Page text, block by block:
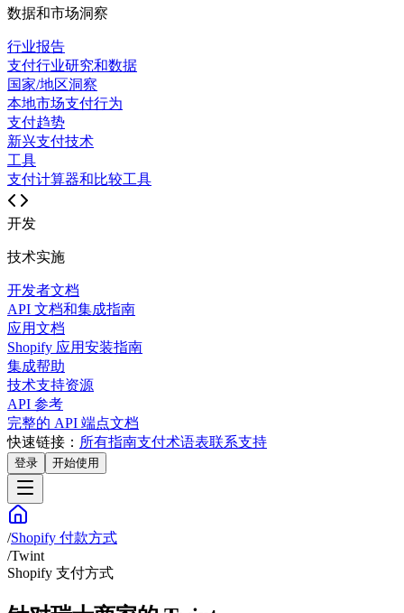
数据和市场洞察
行业报告
支付行业研究和数据
国家/地区洞察
本地市场支付行为
支付趋势
新兴支付技术
工具
支付计算器和比较工具
开发
技术实施
开发者文档
API 文档和集成指南
应用文档
Shopify 应用安装指南
集成帮助
技术支持资源
API 参考
完整的 API 端点文档
快速链接： 所有指南支付术语表联系支持
登录 开始使用
/Shopify 付款方式
/Twint
Shopify 支付方式